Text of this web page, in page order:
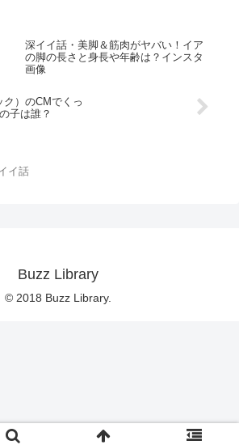
深イイ話・美脚＆筋肉がヤバい！イア
の脚の長さと身長や年齢は？インスタ
画像
）のCMでくっ
子は誰？
イ話
Buzz Library
© 2018 Buzz Library.